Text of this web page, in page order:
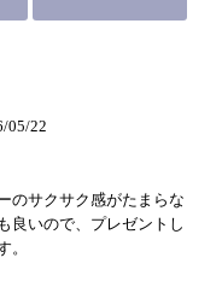
05/22
のサクサク感がたまらな
良いので、プレゼントし
。